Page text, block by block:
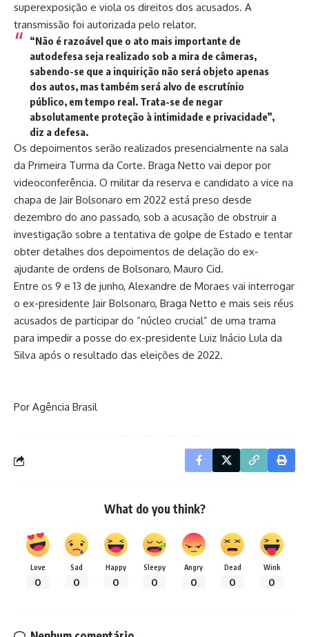
superexposição e viola os direitos dos acusados. A
transmissão foi autorizada pelo relator.
“Não é razoável que o ato mais importante de
autodefesa seja realizado sob a mira de câmeras,
sabendo-se que a inquirição não será objeto apenas
dos autos, mas também será alvo de escrutínio
público, em tempo real. Trata-se de negar
absolutamente proteção à intimidade e privacidade”,
diz a defesa.
Os depoimentos serão realizados presencialmente na sala
da Primeira Turma da Corte. Braga Netto vai depor por
videoconferência. O militar da reserva e candidato a vice na
chapa de Jair Bolsonaro em 2022 está preso desde
dezembro do ano passado, sob a acusação de obstruir a
investigação sobre a tentativa de golpe de Estado e tentar
obter detalhes dos depoimentos de delação do ex-
ajudante de ordens de Bolsonaro, Mauro Cid.
Entre os 9 e 13 de junho, Alexandre de Moraes vai interrogar
o ex-presidente Jair Bolsonaro, Braga Netto e mais seis réus
acusados de participar do “núcleo crucial” de uma trama
para impedir a posse do ex-presidente Luiz Inácio Lula da
Silva após o resultado das eleições de 2022.
Por Agência Brasil
What do you think?
Love
0
Sad
0
Happy
0
Sleepy
0
Angry
0
Dead
0
Wink
0